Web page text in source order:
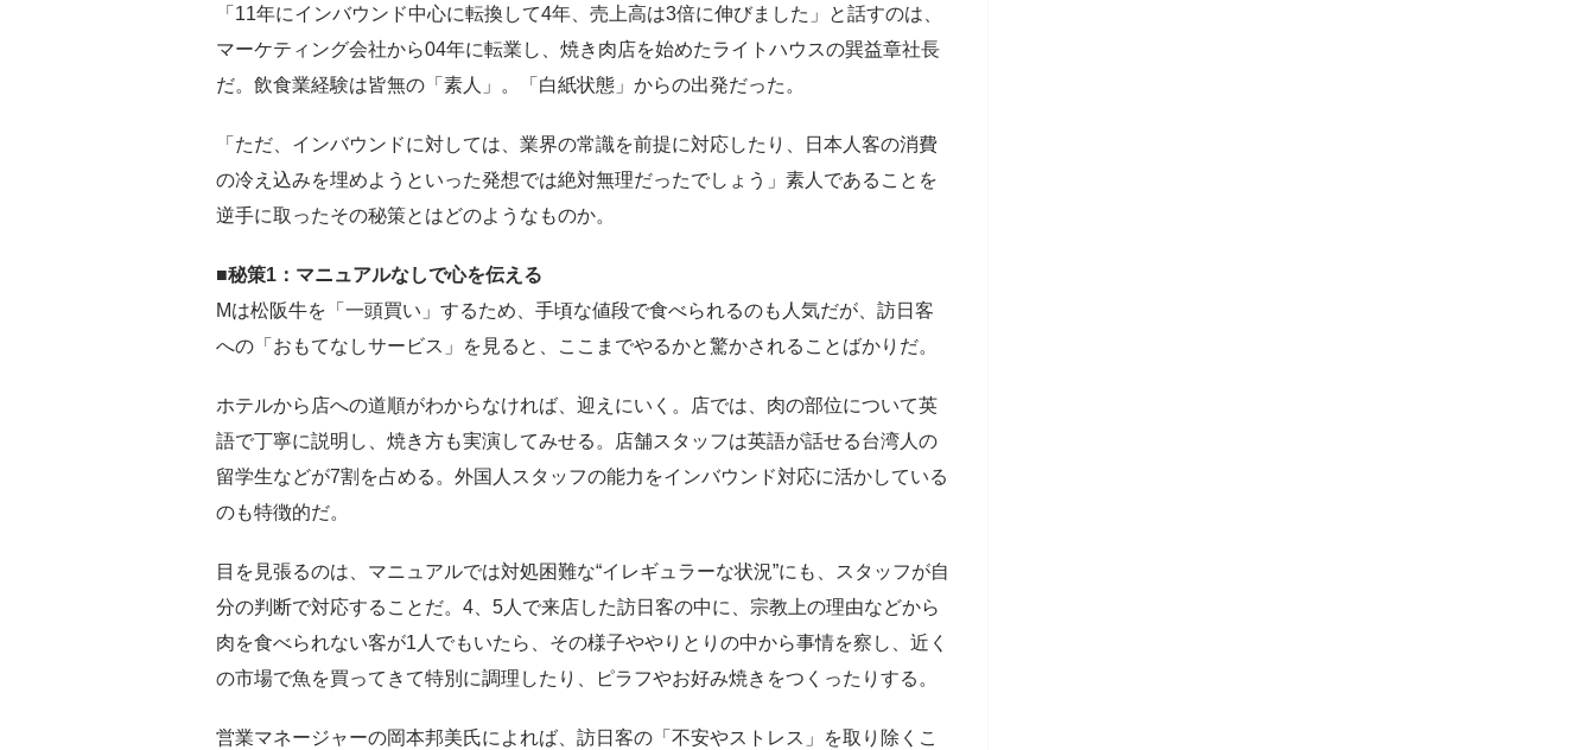
「11年にインバウンド中心に転換して4年、売上高は3倍に伸びました」と話すのは、
マーケティング会社から04年に転業し、焼き肉店を始めたライトハウスの巽益章社長
だ。飲食業経験は皆無の「素人」。「白紙状態」からの出発だった。
「ただ、インバウンドに対しては、業界の常識を前提に対応したり、日本人客の消費
の冷え込みを埋めようといった発想では絶対無理だったでしょう」素人であることを
逆手に取ったその秘策とはどのようなものか。
■秘策1：マニュアルなしで心を伝える
Mは松阪牛を「一頭買い」するため、手頃な値段で食べられるのも人気だが、訪日客
への「おもてなしサービス」を見ると、ここまでやるかと驚かされることばかりだ。
ホテルから店への道順がわからなければ、迎えにいく。店では、肉の部位について英
語で丁寧に説明し、焼き方も実演してみせる。店舗スタッフは英語が話せる台湾人の
留学生などが7割を占める。外国人スタッフの能力をインバウンド対応に活かしている
のも特徴的だ。
目を見張るのは、マニュアルでは対処困難な“イレギュラーな状況”にも、スタッフが自
分の判断で対応することだ。4、5人で来店した訪日客の中に、宗教上の理由などから
肉を食べられない客が1人でもいたら、その様子ややりとりの中から事情を察し、近く
の市場で魚を買ってきて特別に調理したり、ピラフやお好み焼きをつくったりする。
営業マネージャーの岡本邦美氏によれば、訪日客の「不安やストレス」を取り除くこ